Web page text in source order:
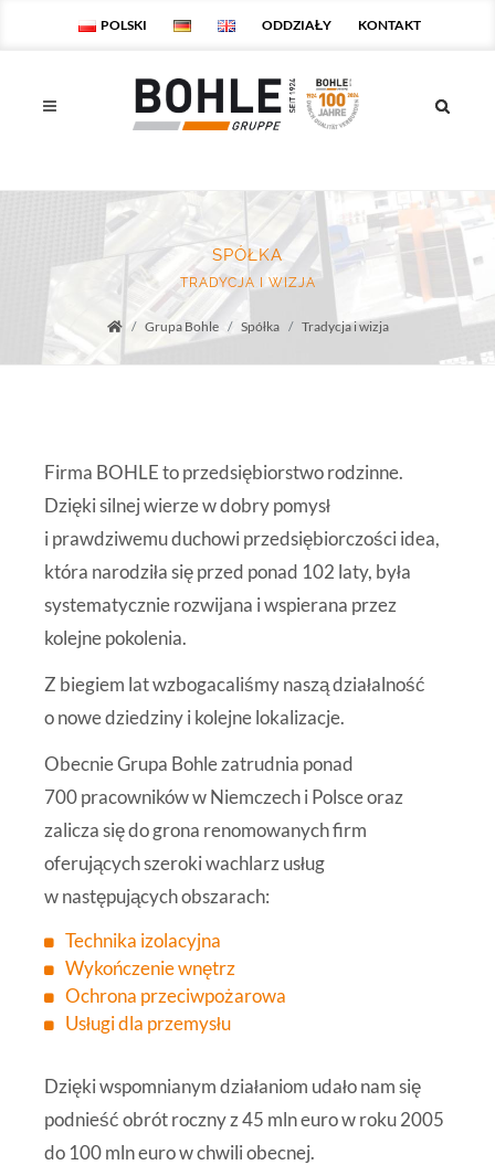
POLSKI ODDZIAŁY KONTAKT
SPÓŁKA
TRADYCJA I WIZJA
Startseite
Grupa Bohle Spółka Tradycja i wizja
Firma BOHLE to przedsiębiorstwo rodzinne.
Dzięki silnej wierze w dobry pomysł
i prawdziwemu duchowi przedsiębiorczości idea,
która narodziła się przed ponad 102 laty, była
systematycznie rozwijana i wspierana przez
kolejne pokolenia.
Z biegiem lat wzbogacaliśmy naszą działalność
o nowe dziedziny i kolejne lokalizacje.
Obecnie Grupa Bohle zatrudnia ponad
700 pracowników w Niemczech i Polsce oraz
zalicza się do grona renomowanych firm
oferujących szeroki wachlarz usług
w następujących obszarach:
Technika izolacyjna
Wykończenie wnętrz
Ochrona przeciwpożarowa
Usługi dla przemysłu
Dzięki wspomnianym działaniom udało nam się
podnieść obrót roczny z 45 mln euro w roku 2005
do 100 mln euro w chwili obecnej.